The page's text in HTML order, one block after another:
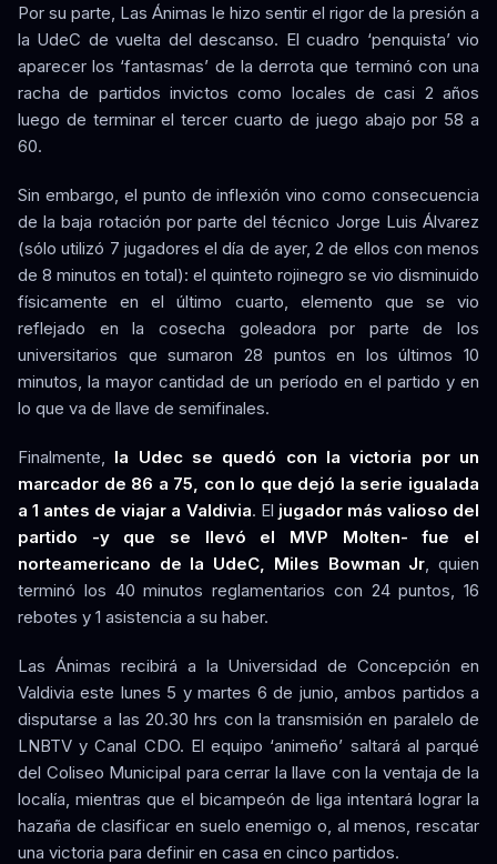
Por su parte, Las Ánimas le hizo sentir el rigor de la presión a
la UdeC de vuelta del descanso. El cuadro ‘penquista’ vio
aparecer los ‘fantasmas’ de la derrota que terminó con una
racha de partidos invictos como locales de casi 2 años
luego de terminar el tercer cuarto de juego abajo por 58 a
60.
Sin embargo, el punto de inflexión vino como consecuencia
de la baja rotación por parte del técnico Jorge Luis Álvarez
(sólo utilizó 7 jugadores el día de ayer, 2 de ellos con menos
de 8 minutos en total): el quinteto rojinegro se vio disminuido
físicamente en el último cuarto, elemento que se vio
reflejado en la cosecha goleadora por parte de los
universitarios que sumaron 28 puntos en los últimos 10
minutos, la mayor cantidad de un período en el partido y en
lo que va de llave de semifinales.
Finalmente, la Udec se quedó con la victoria por un
marcador de 86 a 75, con lo que dejó la serie igualada
a 1 antes de viajar a Valdivia. El jugador más valioso del
partido -y que se llevó el MVP Molten- fue el
norteamericano de la UdeC, Miles Bowman Jr, quien
terminó los 40 minutos reglamentarios con 24 puntos, 16
rebotes y 1 asistencia a su haber.
Las Ánimas recibirá a la Universidad de Concepción en
Valdivia este lunes 5 y martes 6 de junio, ambos partidos a
disputarse a las 20.30 hrs con la transmisión en paralelo de
LNBTV y Canal CDO. El equipo ‘animeño’ saltará al parqué
del Coliseo Municipal para cerrar la llave con la ventaja de la
localía, mientras que el bicampeón de liga intentará lograr la
hazaña de clasificar en suelo enemigo o, al menos, rescatar
una victoria para definir en casa en cinco partidos.